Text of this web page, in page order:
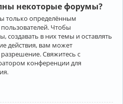
некоторые форумы?
только определённым
Чтобы
создавать в них темы и оставлять
действия, вам может
Свяжитесь с
конференции для